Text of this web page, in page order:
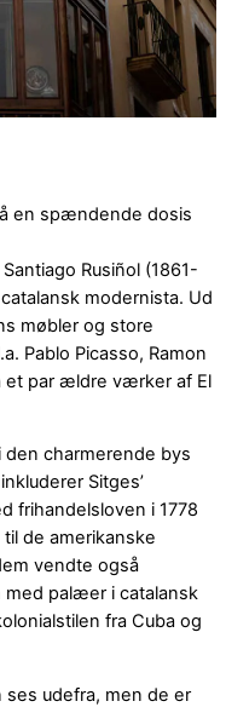
en spændende dosis
Rusiñol (1861-
modernista. Ud
møbler og store
Pablo Picasso, Ramon
et par ældre værker af El
den charmerende bys
Sitges’
frihandelsloven i 1778
de amerikanske
vendte også
palæer i catalansk
fra Cuba og
ses udefra, men de er